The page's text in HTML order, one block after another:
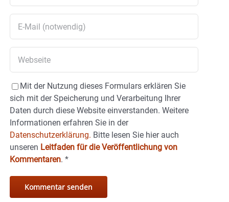
Mit der Nutzung dieses Formulars erklären Sie
sich mit der Speicherung und Verarbeitung Ihrer
Daten durch diese Website einverstanden. Weitere
Informationen erfahren Sie in der
Datenschutzerklärung. Bitte lesen Sie hier auch
unseren Leitfaden für die Veröffentlichung von
Kommentaren. *